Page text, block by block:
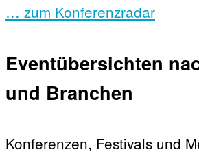
… zum Konferenzradar
Eventübersichten
und Branchen
Konferenzen, Festivals und